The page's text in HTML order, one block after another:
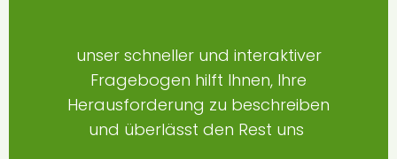
unser schneller und interaktiver
Fragebogen hilft Ihnen, Ihre
Herausforderung zu beschreiben
und überlässt den Rest uns